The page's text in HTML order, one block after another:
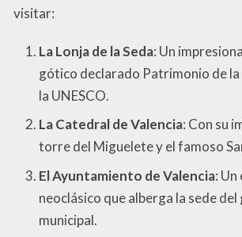
visitar:
La Lonja de la Seda: Un
gótico declarado Patrimonio de
la UNESCO.
La Catedral de Valencia: Con su
torre del Miguelete y el famoso
El Ayuntamiento de Valencia:
neoclásico que alberga la sede
municipal.